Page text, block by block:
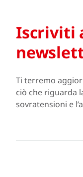
Iscriviti
Ti terremo
ciò che riguarda
sovratensioni e